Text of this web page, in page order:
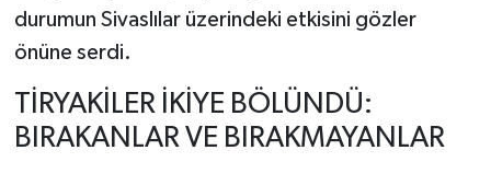
durumun Sivaslılar üzerindeki etkisini gözler
önüne serdi.
TİRYAKİLER İKİYE BÖLÜNDÜ:
BIRAKANLAR VE BIRAKMAYANLAR